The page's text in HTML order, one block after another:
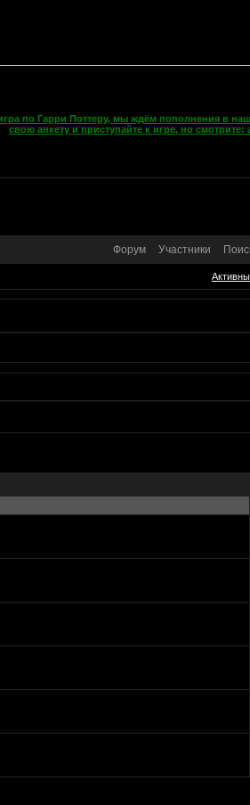
по Гарри Поттеру, мы ждём пополнения в
свою анкету и приступайте к игре, но
Форум Участники